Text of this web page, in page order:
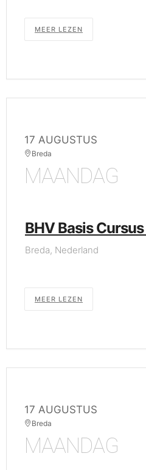
MEER LEZEN
17 AUGUSTUS
Breda
MAANDAG
BHV Basis
Breda, Nederland
MEER LEZEN
17 AUGUSTUS
Breda
MAANDAG